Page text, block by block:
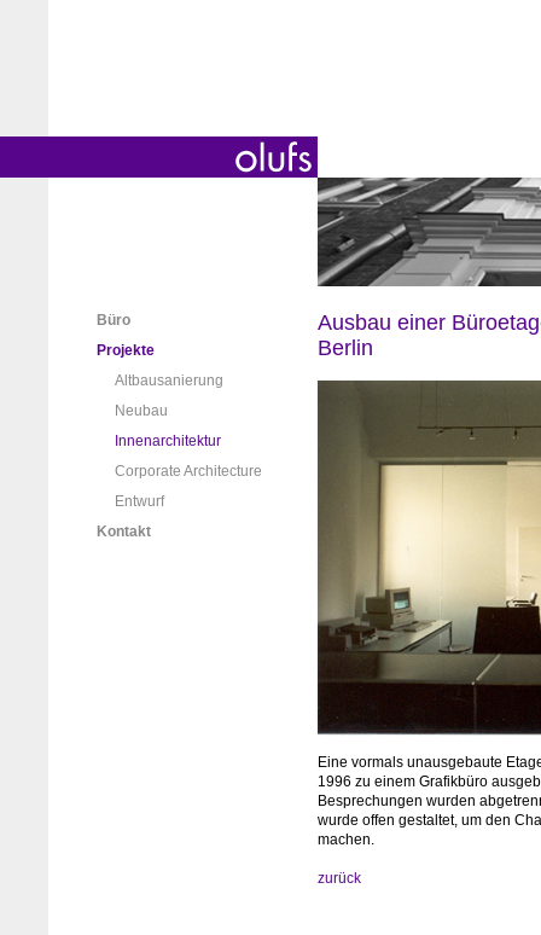
Büro
Projekte
Altbausanierung
Neubau
Innenarchitektur
Corporate Architecture
Entwurf
Kontakt
Ausbau einer
Berlin
Eine vormals unausgebaute
1996 zu einem Grafikbüro
Besprechungen wurden
wurde offen gestaltet, um den
machen.
zurück